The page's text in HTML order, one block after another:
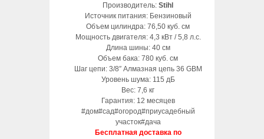
Производитель: Stihl
Источник питания: Бензиновый
Объем цилиндра: 76,50 куб. см
Мощность двигателя: 4,3 кВт / 5,8 л.с.
Длина шины: 40 см
Объем бака: 780 куб. см
Шаг цепи: 3/8″ Алмазная цепь 36 GBM
Уровень шума: 115 дБ
Вес: 7,6 кг
Гарантия: 12 месяцев
#дом#сад#огород#приусадебный
участок#дача
Бесплатная доставка по